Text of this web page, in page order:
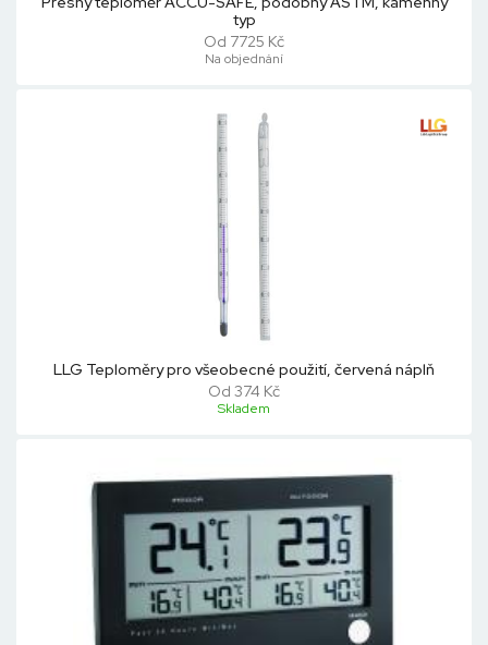
typ
Od 7725 Kč
Na objednání
LLG Teploměry pro všeobecné použití, červená náplň
Od 374 Kč
Skladem